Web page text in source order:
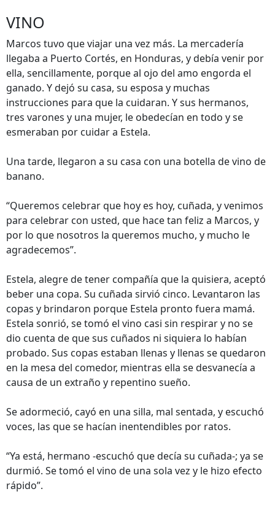
VINO
Marcos tuvo que viajar una vez más. La mercadería
llegaba a Puerto Cortés, en Honduras, y debía venir por
ella, sencillamente, porque al ojo del amo engorda el
ganado. Y dejó su casa, su esposa y muchas
instrucciones para que la cuidaran. Y sus hermanos,
tres varones y una mujer, le obedecían en todo y se
esmeraban por cuidar a Estela.
Una tarde, llegaron a su casa con una botella de vino de
banano.
“Queremos celebrar que hoy es hoy, cuñada, y venimos
para celebrar con usted, que hace tan feliz a Marcos, y
por lo que nosotros la queremos mucho, y mucho le
agradecemos”.
Estela, alegre de tener compañía que la quisiera, aceptó
beber una copa. Su cuñada sirvió cinco. Levantaron las
copas y brindaron porque Estela pronto fuera mamá.
Estela sonrió, se tomó el vino casi sin respirar y no se
dio cuenta de que sus cuñados ni siquiera lo habían
probado. Sus copas estaban llenas y llenas se quedaron
en la mesa del comedor, mientras ella se desvanecía a
causa de un extraño y repentino sueño.
Se adormeció, cayó en una silla, mal sentada, y escuchó
voces, las que se hacían inentendibles por ratos.
“Ya está, hermano -escuchó que decía su cuñada-; ya se
durmió. Se tomó el vino de una sola vez y le hizo efecto
rápido”.